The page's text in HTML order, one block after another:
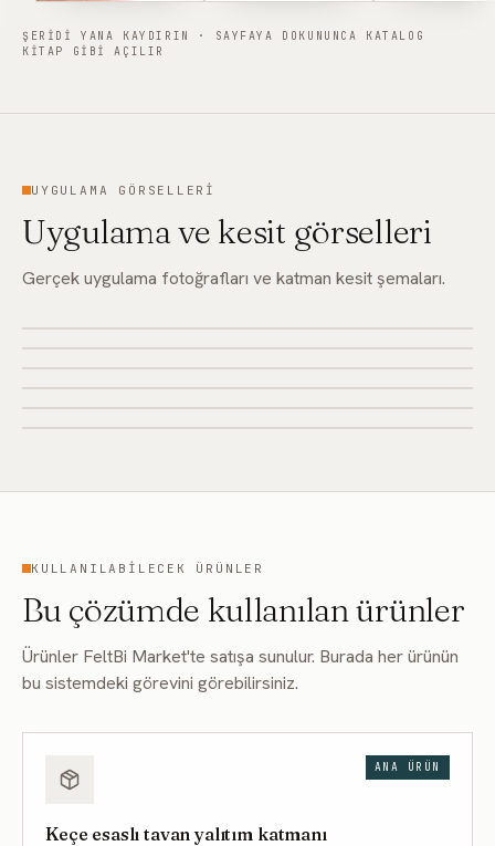
ŞERIDI YANA KAYDIRIN · SAYFAYA DOKUNUNCA KATALOG
KITAP GIBI AÇILIR
UYGULAMA GÖRSELLERI
Uygulama ve kesit görselleri
Gerçek uygulama fotoğrafları ve katman kesit şemaları.
KULLANILABILECEK ÜRÜNLER
Bu çözümde kullanılan ürünler
Ürünler FeltBi Market'te satışa sunulur. Burada her ürünün
bu sistemdeki görevini görebilirsiniz.
ANA ÜRÜN
Keçe esaslı tavan yalıtım katmanı